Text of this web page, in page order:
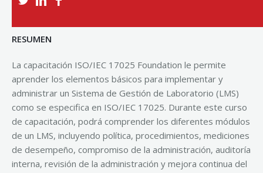
RESUMEN
La capacitación ISO/IEC 17025 Foundation le permite
aprender los elementos básicos para implementar y
administrar un Sistema de Gestión de Laboratorio (LMS)
como se especifica en ISO/IEC 17025. Durante este curso
de capacitación, podrá comprender los diferentes módulos
de un LMS, incluyendo política, procedimientos, mediciones
de desempeño, compromiso de la administración, auditoría
interna, revisión de la administración y mejora continua del